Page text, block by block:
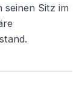
seinen Sitz im